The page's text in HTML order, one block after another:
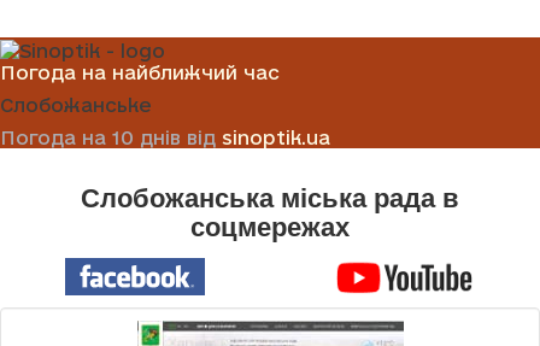
Погода на найближчий час
Слобожанське
Погода на 10 днів від sinoptik.ua
Слобожанська міська рада в
соцмережах